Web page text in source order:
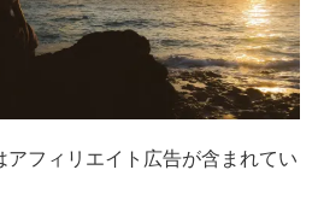
アフィリエイト広告が含まれてい